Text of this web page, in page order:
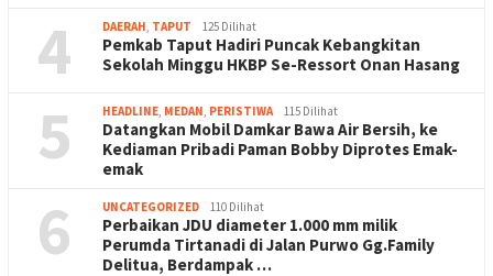
4 DAERAH, TAPUT 125 Dilihat
Pemkab Taput Hadiri Puncak Kebangkitan
Sekolah Minggu HKBP Se-Ressort Onan Hasang
5 HEADLINE, MEDAN, PERISTIWA 115 Dilihat
Datangkan Mobil Damkar Bawa Air Bersih, ke
Kediaman Pribadi Paman Bobby Diprotes Emak-
emak
6 UNCATEGORIZED 110 Dilihat
Perbaikan JDU diameter 1.000 mm milik
Perumda Tirtanadi di Jalan Purwo Gg.Family
Delitua, Berdampak …